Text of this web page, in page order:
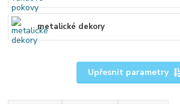
metalické dekory
Upřesnit parametry